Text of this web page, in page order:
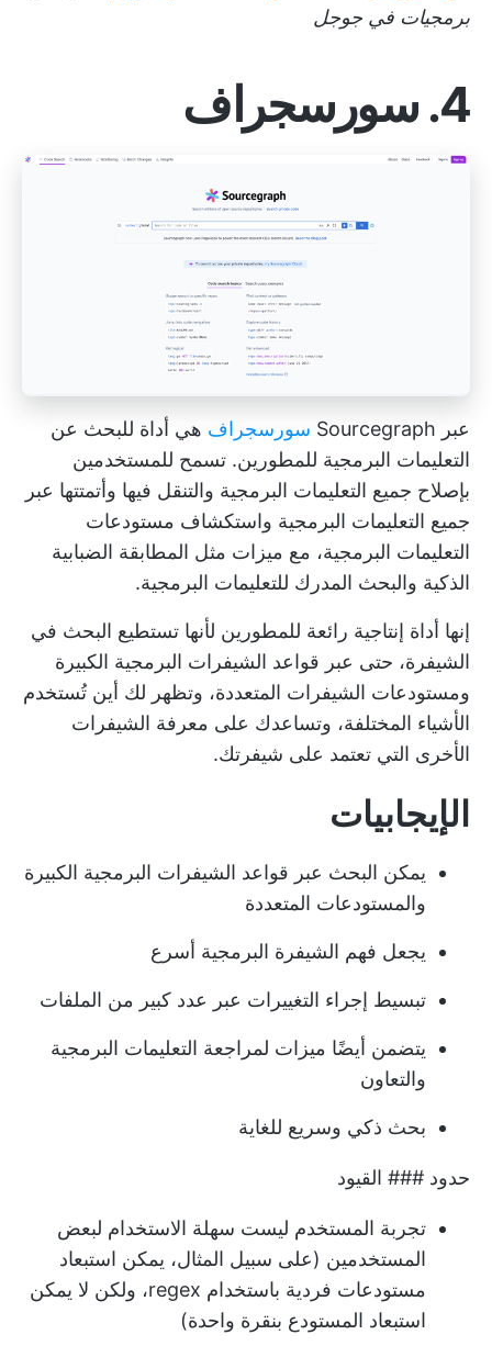
برمجيات في جوجل
4. سورسجراف
عبر Sourcegraph سورسجراف هي أداة للبحث عن
التعليمات البرمجية للمطورين. تسمح للمستخدمين
بإصلاح جميع التعليمات البرمجية والتنقل فيها وأتمتتها عبر
جميع التعليمات البرمجية واستكشاف مستودعات
التعليمات البرمجية، مع ميزات مثل المطابقة الضبابية
الذكية والبحث المدرك للتعليمات البرمجية.
إنها أداة إنتاجية رائعة للمطورين لأنها تستطيع البحث في
الشيفرة، حتى عبر قواعد الشيفرات البرمجية الكبيرة
ومستودعات الشيفرات المتعددة، وتظهر لك أين تُستخدم
الأشياء المختلفة، وتساعدك على معرفة الشيفرات
الأخرى التي تعتمد على شيفرتك.
الإيجابيات
يمكن البحث عبر قواعد الشيفرات البرمجية الكبيرة
والمستودعات المتعددة
يجعل فهم الشيفرة البرمجية أسرع
تبسيط إجراء التغييرات عبر عدد كبير من الملفات
يتضمن أيضًا ميزات لمراجعة التعليمات البرمجية
والتعاون
بحث ذكي وسريع للغاية
حدود ### القيود
تجربة المستخدم ليست سهلة الاستخدام لبعض
المستخدمين (على سبيل المثال، يمكن استبعاد
مستودعات فردية باستخدام regex، ولكن لا يمكن
استبعاد المستودع بنقرة واحدة)